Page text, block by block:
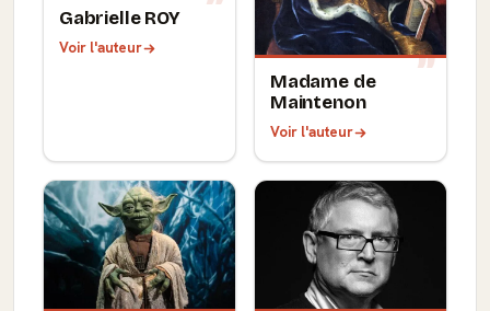
Gabrielle ROY
Voir l'auteur
Madame de
Maintenon
Voir l'auteur